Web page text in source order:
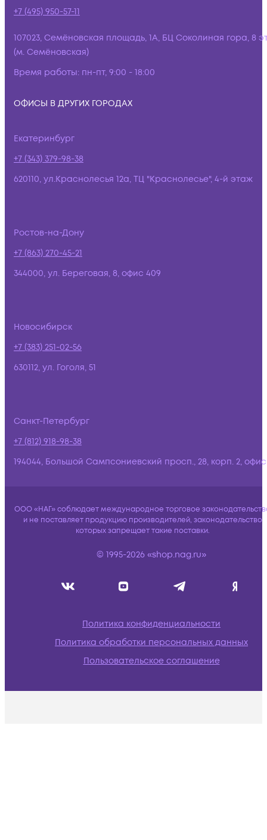
+7 (495) 950-57-11
107023, Семёновская площадь, 1А, БЦ Соколиная гора, 8
(м. Семёновская)
Время работы: пн-пт, 9:00 - 18:00
ОФИСЫ В ДРУГИХ ГОРОДАХ
Екатеринбург
+7 (343) 379-98-38
620110, ул.Краснолесья 12а, ТЦ "Краснолесье", 4-й этаж
Ростов-на-Дону
+7 (863) 270-45-21
344000, ул. Береговая, 8, офис 409
Новосибирск
+7 (383) 251-02-56
630112, ул. Гоголя, 51
Санкт-Петербург
+7 (812) 918-98-38
194044, Большой Сампсониевский просп., 28, корп. 2,
ООО «НАГ» соблюдает международное торговое
и не поставляет продукцию производителей, законодательство
которых запрещает такие поставки.
© 1995-2026 «shop.nag.ru»
Политика конфиденциальности
Политика обработки персональных данных
Пользовательское соглашение